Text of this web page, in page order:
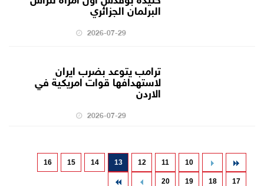
البرلمان الجزائري
2026-07-29
ترامب يتوعد بضرب ايران
لاستهدافها قوات امريكية في
الاردن
2026-07-29
10
11
12
13
14
15
16
17
18
19
20